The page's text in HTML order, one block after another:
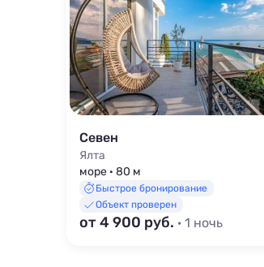
Севен
Ялта
море · 80 м
Быстрое бронирование
Объект проверен
от 4 900 руб. · 1 ночь